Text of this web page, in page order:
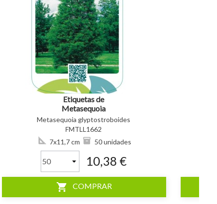
Etiquetas de
Metasequoia
glyptostroboides *
Metasequoia glyptostroboides
FMTLL1662
7x11,7 cm
50 unidades
10,38 €
shopping_cart COMPRAR